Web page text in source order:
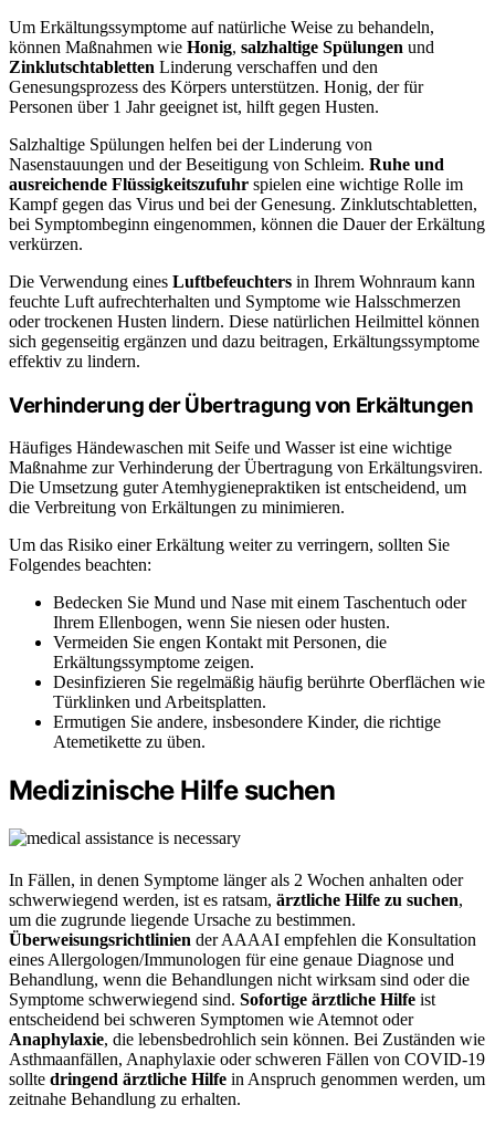
Um Erkältungssymptome auf natürliche Weise zu behandeln,
können Maßnahmen wie Honig, salzhaltige Spülungen und
Zinklutschtabletten Linderung verschaffen und den
Genesungsprozess des Körpers unterstützen. Honig, der für
Personen über 1 Jahr geeignet ist, hilft gegen Husten.
Salzhaltige Spülungen helfen bei der Linderung von
Nasenstauungen und der Beseitigung von Schleim. Ruhe und
ausreichende Flüssigkeitszufuhr spielen eine wichtige Rolle im
Kampf gegen das Virus und bei der Genesung. Zinklutschtabletten,
bei Symptombeginn eingenommen, können die Dauer der Erkältung
verkürzen.
Die Verwendung eines Luftbefeuchters in Ihrem Wohnraum kann
feuchte Luft aufrechterhalten und Symptome wie Halsschmerzen
oder trockenen Husten lindern. Diese natürlichen Heilmittel können
sich gegenseitig ergänzen und dazu beitragen, Erkältungssymptome
effektiv zu lindern.
Verhinderung der Übertragung von Erkältungen
Häufiges Händewaschen mit Seife und Wasser ist eine wichtige
Maßnahme zur Verhinderung der Übertragung von Erkältungsviren.
Die Umsetzung guter Atemhygienepraktiken ist entscheidend, um
die Verbreitung von Erkältungen zu minimieren.
Um das Risiko einer Erkältung weiter zu verringern, sollten Sie
Folgendes beachten:
Bedecken Sie Mund und Nase mit einem Taschentuch oder
Ihrem Ellenbogen, wenn Sie niesen oder husten.
Vermeiden Sie engen Kontakt mit Personen, die
Erkältungssymptome zeigen.
Desinfizieren Sie regelmäßig häufig berührte Oberflächen wie
Türklinken und Arbeitsplatten.
Ermutigen Sie andere, insbesondere Kinder, die richtige
Atemetikette zu üben.
Medizinische Hilfe suchen
In Fällen, in denen Symptome länger als 2 Wochen anhalten oder
schwerwiegend werden, ist es ratsam, ärztliche Hilfe zu suchen,
um die zugrunde liegende Ursache zu bestimmen.
Überweisungsrichtlinien der AAAAI empfehlen die Konsultation
eines Allergologen/Immunologen für eine genaue Diagnose und
Behandlung, wenn die Behandlungen nicht wirksam sind oder die
Symptome schwerwiegend sind. Sofortige ärztliche Hilfe ist
entscheidend bei schweren Symptomen wie Atemnot oder
Anaphylaxie, die lebensbedrohlich sein können. Bei Zuständen wie
Asthmaanfällen, Anaphylaxie oder schweren Fällen von COVID-19
sollte dringend ärztliche Hilfe in Anspruch genommen werden, um
zeitnahe Behandlung zu erhalten.